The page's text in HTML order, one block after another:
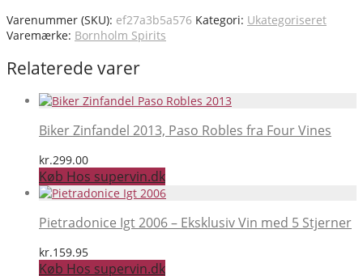
Varenummer (SKU): ef27a3b5a576 Kategori: Ukategoriseret
Varemærke: Bornholm Spirits
Relaterede varer
Biker Zinfandel 2013, Paso Robles fra Four Vines
kr.299.00
Køb Hos supervin.dk
Pietradonice Igt 2006 – Eksklusiv Vin med 5 Stjerner
kr.159.95
Køb Hos supervin.dk